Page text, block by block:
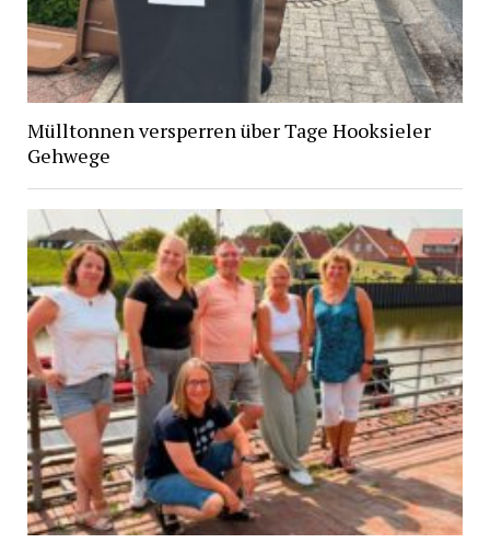
Mülltonnen versperren über Tage Hooksieler
Gehwege